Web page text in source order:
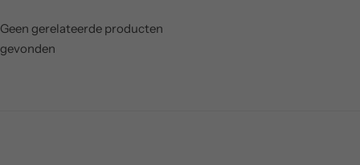
Geen gerelateerde producten
gevonden